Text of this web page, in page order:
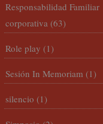
Responsabilidad Familiar
corporativa (63)
Role play (1)
Sesión In Memoriam (1)
silencio (1)